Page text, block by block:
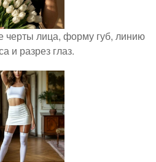
черты лица, форму губ, линию
и разрез глаз.